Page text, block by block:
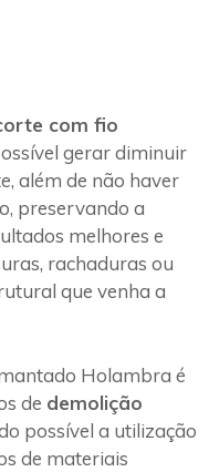
com fio
gerar diminuir
além de não haver
preservando a
melhores e
rachaduras ou
que venha a
Holambra é
de demolição
possível a utilização
de materiais